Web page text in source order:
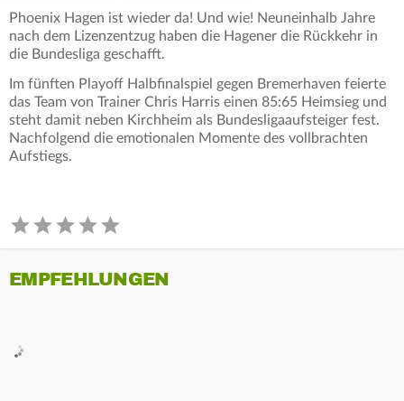
Phoenix Hagen ist wieder da! Und wie! Neuneinhalb Jahre
nach dem Lizenzentzug haben die Hagener die Rückkehr in
die Bundesliga geschafft.
Im fünften Playoff Halbfinalspiel gegen Bremerhaven feierte
das Team von Trainer Chris Harris einen 85:65 Heimsieg und
steht damit neben Kirchheim als Bundesligaaufsteiger fest.
Nachfolgend die emotionalen Momente des vollbrachten
Aufstiegs.
EMPFEHLUNGEN